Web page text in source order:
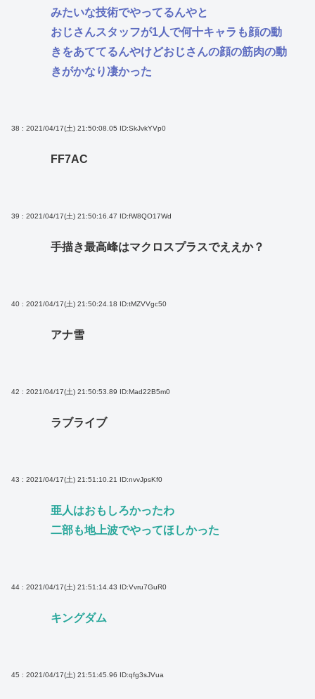
みたいな技術でやってるんやと
おじさんスタッフが1人で何十キャラも顔の動
きをあててるんやけどおじさんの顔の筋肉の動
きがかなり凄かった
38 : 2021/04/17(土) 21:50:08.05 ID:SkJvkYVp0
FF7AC
39 : 2021/04/17(土) 21:50:16.47 ID:fW8QO17Wd
手描き最高峰はマクロスプラスでええか？
40 : 2021/04/17(土) 21:50:24.18 ID:tMZVVgc50
アナ雪
42 : 2021/04/17(土) 21:50:53.89 ID:Mad22B5m0
ラブライブ
43 : 2021/04/17(土) 21:51:10.21 ID:nvvJpsKf0
亜人はおもしろかったわ
二部も地上波でやってほしかった
44 : 2021/04/17(土) 21:51:14.43 ID:Vvru7GuR0
キングダム
45 : 2021/04/17(土) 21:51:45.96 ID:qfg3sJVua